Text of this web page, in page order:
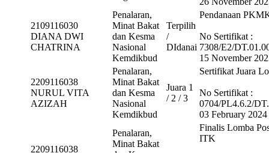
2109116030
DIANA DWI
CHATRINA
Penalaran,
Minat Bakat
dan Kesma
Nasional
Kemdikbud
Terpilih
/
DIdanai
Pendanaan
No Sertifikat :
7308/E2/
15 November
2209116038
NURUL VITA
AZIZAH
Penalaran,
Minat Bakat
dan Kesma
Nasional
Kemdikbud
Juara 1
/ 2 / 3
Sertifikat Juara
No Sertifikat :
0704/PL4.6.2/
03 February 2024
2209116038
Penalaran,
Minat Bakat
Finalis Lomba
ITK